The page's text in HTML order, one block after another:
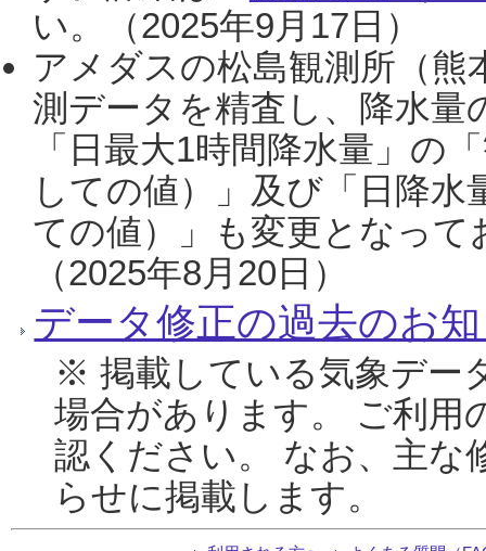
い。（2025年9月17日）
アメダスの松島観測所（熊
測データを精査し、降水
「日最大1時間降水量」の
しての値）」及び「日降
ての値）」も変更となっ
（2025年8月20日）
データ修正の過去のお
※ 掲載している気象デー
場合があります。 ご利用
認ください。 なお、主な
らせに掲載します。